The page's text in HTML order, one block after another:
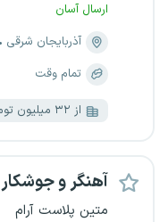
ارسال آسان
آذربایجان شرقی
تمام وقت
از ۳۲ میلیون تومان
آهنگر و جوشکار co2 آرگون
متین پلاست آرام